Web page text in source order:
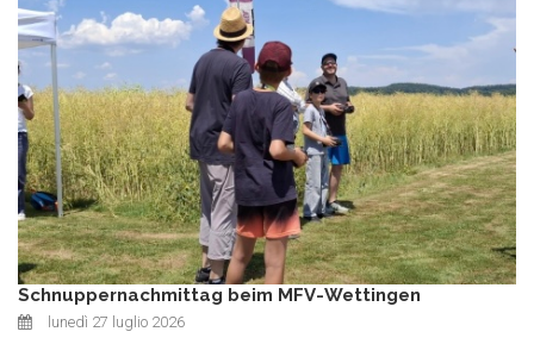
Schnuppernachmittag beim MFV-Wettingen
lunedì 27 luglio 2026